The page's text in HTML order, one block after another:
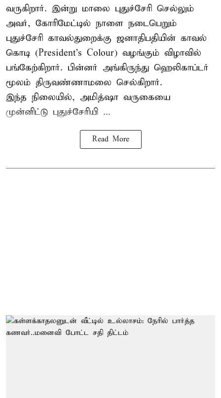
வருகிறார். இன்று மாலை புதுச்சேரி செல்லும்
அவர், கோரிமேட்டில் நாளை நடைபெறும்
புதுச்சேரி காவல்துறைக்கு ஜனாதிபதியின் காவல்
கொடி (President's Colour) வழங்கும் விழாவில்
பங்கேற்கிறார். பின்னர் அங்கிருந்து ஹெலிகாப்டர்
மூலம் திருவண்ணாமலை செல்கிறார்.
இந்த நிலையில், அமித்ஷா வருகையை
முன்னிட்டு புதுச்சேரியி ...
Read More